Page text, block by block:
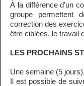
À la différence d'un
groupe permettent
correction des
être ciblées, le travail
LES PROCHAINS
Une semaine (5
Il est possible de